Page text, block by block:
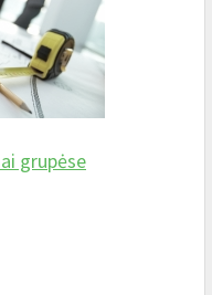
grupėse